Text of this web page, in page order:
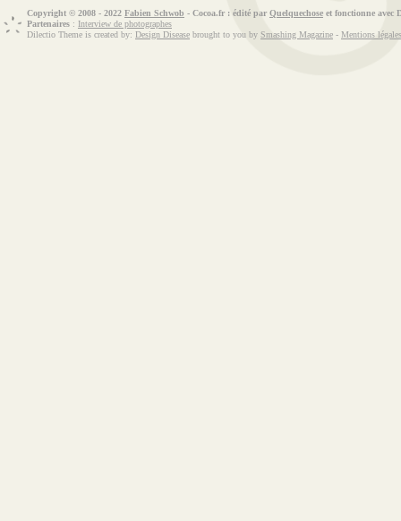
Copyright © 2008 - 2022 Fabien Schwob - Cocoa.fr : édité par Quelquechose et fonctionne avec
Partenaires : Interview de photographes
Dilectio Theme is created by: Design Disease brought to you by Smashing Magazine - Mentions légales